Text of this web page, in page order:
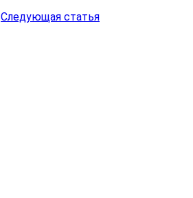
Следующая статья